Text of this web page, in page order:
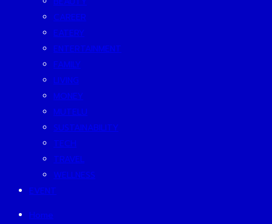
CAREER
EATERY
ENTERTAINMENT
FAMILY
LIVING
MONEY
MUTELU
SUSTAINABILITY
TECH
TRAVEL
WELLNESS
EVENT
Home